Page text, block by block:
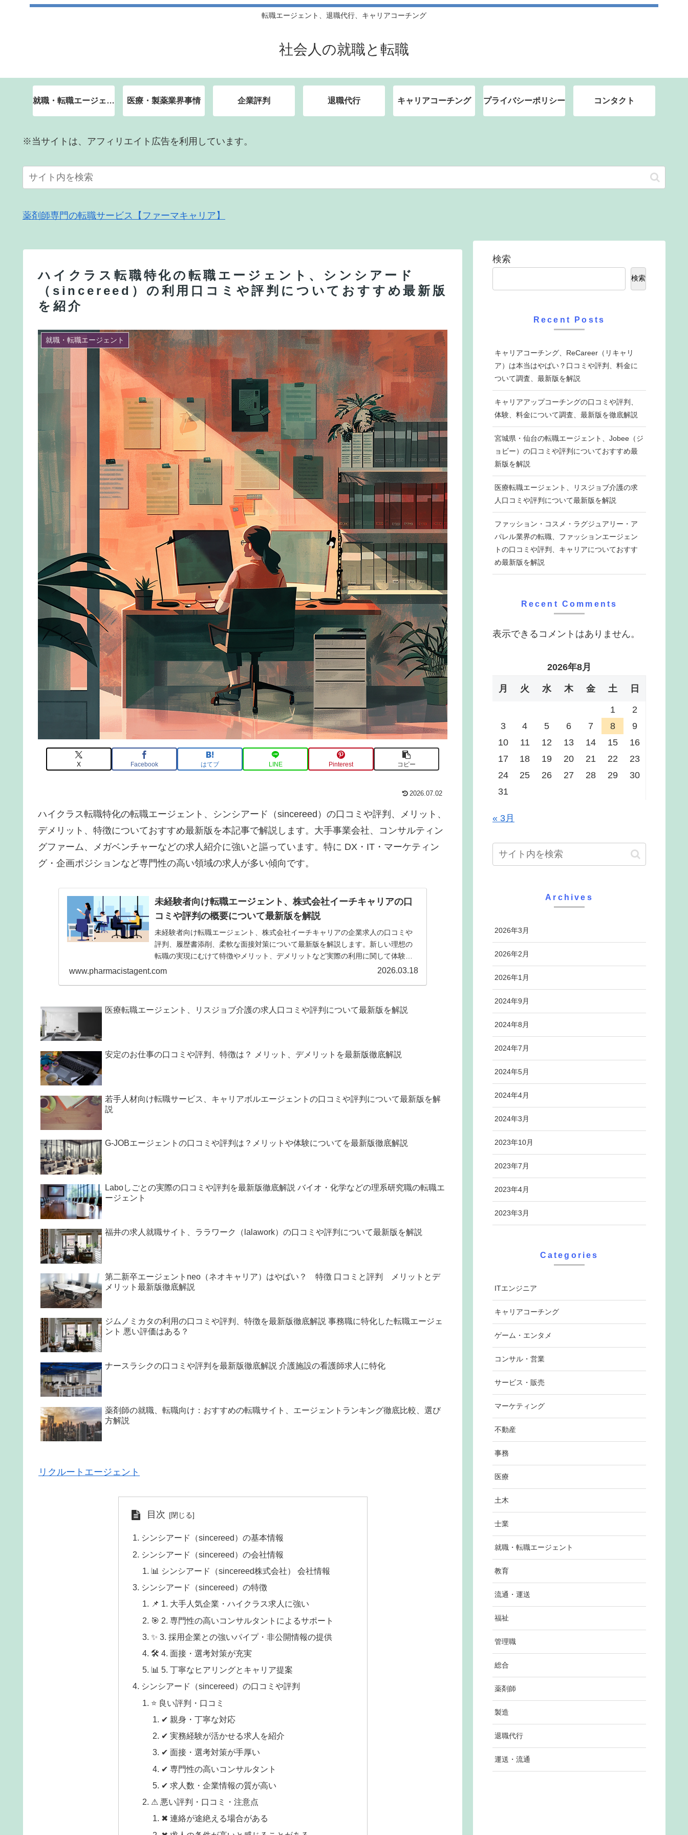
転職エージェント、退職代行、キャリアコーチング
社会人の就職と転職
就職・転職エージェント 医療・製薬業界事情 企業評判 退職代行 キャリアコーチング プライバシーポリシー コンタクト
※当サイトは、アフィリエイト広告を利用しています。
薬剤師専門の転職サービス【ファーマキャリア】
ハイクラス転職特化の転職エージェント、シンシアード
（sincereed）の利用口コミや評判についておすすめ最新版
を紹介
就職・転職エージェント
X Facebook はてブ LINE Pinterest コピー
2026.07.02
ハイクラス転職特化の転職エージェント、シンシアード（sincereed）の口コミや評判、メリット、
デメリット、特徴についておすすめ最新版を本記事で解説します。大手事業会社、コンサルティン
グファーム、メガベンチャーなどの求人紹介に強いと謳っています。特に DX・IT・マーケティン
グ・企画ポジションなど専門性の高い領域の求人が多い傾向です。
未経験者向け転職エージェント、株式会社イーチキャリアの口
コミや評判の概要について最新版を解説
未経験者向け転職エージェント、株式会社イーチキャリアの企業求人の口コミや
評判、履歴書添削、柔軟な面接対策について最新版を解説します。新しい理想の
転職の実現にむけて特徴やメリット、デメリットなど実際の利用に関して体験談
を交えて記事で紹介をしてきます。
www.pharmacistagent.com 2026.03.18
医療転職エージェント、リスジョブ介護の求人口コミや評判について最新版を解説
安定のお仕事の口コミや評判、特徴は？ メリット、デメリットを最新版徹底解説
若手人材向け転職サービス、キャリアボルエージェントの口コミや評判について最新版を解
説
G-JOBエージェントの口コミや評判は？メリットや体験についてを最新版徹底解説
Laboしごとの実際の口コミや評判を最新版徹底解説 バイオ・化学などの理系研究職の転職エ
ージェント
福井の求人就職サイト、ララワーク（lalawork）の口コミや評判について最新版を解説
第二新卒エージェントneo（ネオキャリア）はやばい？ 特徴 口コミと評判 メリットとデ
メリット最新版徹底解説
ジムノミカタの利用の口コミや評判、特徴を最新版徹底解説 事務職に特化した転職エージェ
ント 悪い評価はある？
ナースラシクの口コミや評判を最新版徹底解説 介護施設の看護師求人に特化
薬剤師の就職、転職向け：おすすめの転職サイト、エージェントランキング徹底比較、選び
方解説
リクルートエージェント
目次
シンシアード（sincereed）の基本情報
シンシアード（sincereed）の会社情報
📊 シンシアード（sincereed株式会社） 会社情報
シンシアード（sincereed）の特徴
📌 1. 大手人気企業・ハイクラス求人に強い
🎯 2. 専門性の高いコンサルタントによるサポート
✨ 3. 採用企業との強いパイプ・非公開情報の提供
🛠 4. 面接・選考対策が充実
📊 5. 丁寧なヒアリングとキャリア提案
シンシアード（sincereed）の口コミや評判
⭐ 良い評判・口コミ
✔ 親身・丁寧な対応
✔ 実務経験が活かせる求人を紹介
✔ 面接・選考対策が手厚い
✔ 専門性の高いコンサルタント
✔ 求人数・企業情報の質が高い
⚠ 悪い評判・口コミ・注意点
✖ 連絡が途絶える場合がある
検索
検索
Recent Posts
キャリアコーチング、ReCareer（リキャリ
ア）は本当はやばい？口コミや評判、料金に
ついて調査、最新版を解説
キャリアアップコーチングの口コミや評判、
体験、料金について調査、最新版を徹底解説
宮城県・仙台の転職エージェント、Jobee（ジ
ョビー）の口コミや評判についておすすめ最
新版を解説
医療転職エージェント、リスジョブ介護の求
人口コミや評判について最新版を解説
ファッション・コスメ・ラグジュアリー・ア
パレル業界の転職、ファッションエージェン
トの口コミや評判、キャリアについておすす
め最新版を解説
Recent Comments
表示できるコメントはありません。
2026年8月
月 火 水 木 金 土 日
1
2
3
4 5 6 7 8
9
10
11 12 13 14 15
16
17
18 19 20 21 22
23
24
25 26 27 28 29
30
31
« 3月
Archives
2026年3月
2026年2月
2026年1月
2024年9月
2024年8月
2024年7月
2024年5月
2024年4月
2024年3月
2023年10月
2023年7月
2023年4月
2023年3月
Categories
ITエンジニア
キャリアコーチング
ゲーム・エンタメ
コンサル・営業
サービス・販売
マーケティング
不動産
事務
医療
土木
士業
就職・転職エージェント
教育
流通・運送
福祉
管理職
総合
薬剤師
製造
退職代行
運送・流通